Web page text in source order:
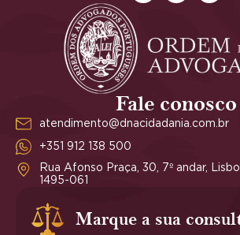
Fale conosco
atendimento@dnacidadania.com.br
+351 912 138 500
Rua Afonso Praça, 30, 7º andar,
1495-061
Marque a sua